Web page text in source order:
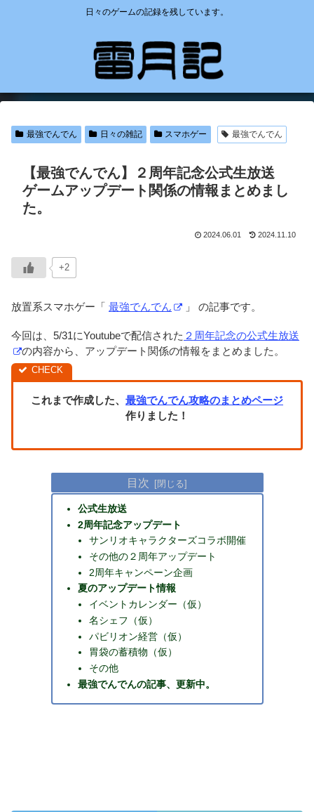
日々のゲームの記録を残しています。
最強でんでん 日々の雑記 スマホゲー 最強でんでん
【最強でんでん】２周年記念公式生放送
ゲームアップデート関係の情報まとめまし
た。
2024.06.01 2024.11.10
+2
放置系スマホゲー「 最強でんでん 」 の記事です。
今回は、5/31にYoutubeで配信された ２周年記念の公式生放送
の内容から、アップデート関係の情報をまとめました。
これまで作成した、 最強でんでん攻略のまとめページ
作りました！
目次
公式生放送
2周年記念アップデート
サンリオキャラクターズコラボ開催
その他の２周年アップデート
2周年キャンペーン企画
夏のアップデート情報
イベントカレンダー（仮）
名シェフ（仮）
パビリオン経営（仮）
胃袋の蓄積物（仮）
その他
最強でんでんの記事、更新中。